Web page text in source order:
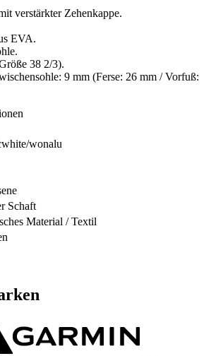
verstärkter Zehenkappe.
EVA.
38 2/3).
9 mm (Ferse: 26 mm / Vorfuß:
wonalu
Schaft
Material / Textil